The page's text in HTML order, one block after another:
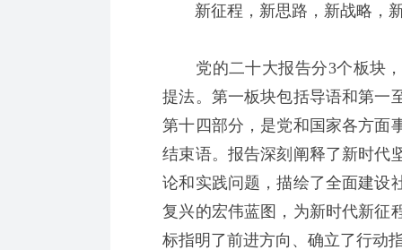
新征程，新思路，新战略，
党的二十大报告分3个板块，
提法。第一板块包括导语和第一
第十四部分，是党和国家各方面
结束语。报告深刻阐释了新时代
论和实践问题，描绘了全面建设
复兴的宏伟蓝图，为新时代新征
标指明了前进方向、确立了行动